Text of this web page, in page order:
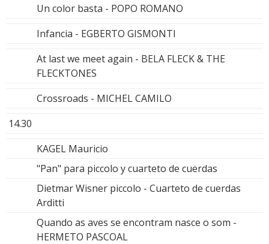
Un color basta - POPO ROMANO
Infancia - EGBERTO GISMONTI
At last we meet again - BELA FLECK & THE
FLECKTONES
Crossroads - MICHEL CAMILO
14.30
KAGEL Mauricio
"Pan" para piccolo y cuarteto de cuerdas
Dietmar Wisner piccolo - Cuarteto de cuerdas
Arditti
Quando as aves se encontram nasce o som -
HERMETO PASCOAL